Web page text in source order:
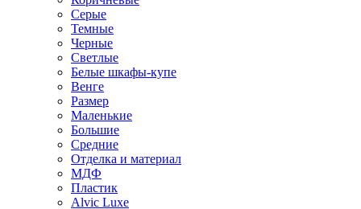
Серые
Темные
Черные
Светлые
Белые шкафы-купе
Венге
Размер
Маленькие
Большие
Средние
Отделка и материал
МДФ
Пластик
Alvic Luxe